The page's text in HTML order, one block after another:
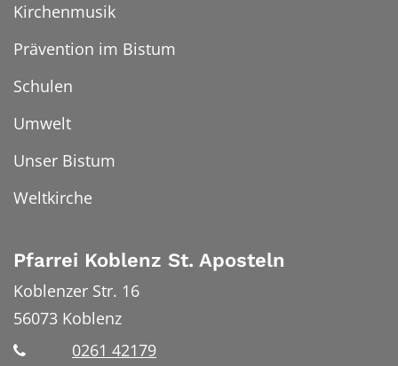
Kirchenmusik
Prävention im Bistum
Schulen
Umwelt
Unser Bistum
Weltkirche
Pfarrei Koblenz St. Aposteln
Koblenzer Str. 16
56073 Koblenz
0261 42179